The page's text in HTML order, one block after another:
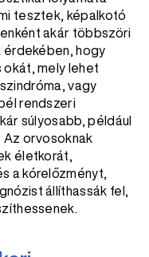
tesztek, képalkotó
akár többszöri
érdekében, hogy
okát, mely lehet
vagy
rendszeri
súlyosabb, például
orvosoknak
életkorát,
a kórelőzményt,
állíthassák fel,